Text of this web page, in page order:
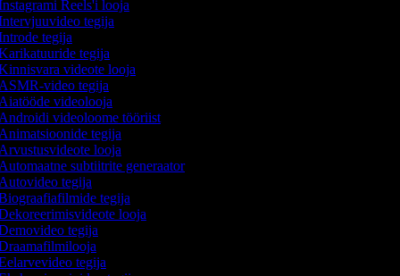
Reels'i looja
tegija
tegija
tegija
videote looja
video tegija
videolooja
videoloome tööriist
tegija
looja
subtiitrite generaator
tegija
tegija
looja
tegija
tegija